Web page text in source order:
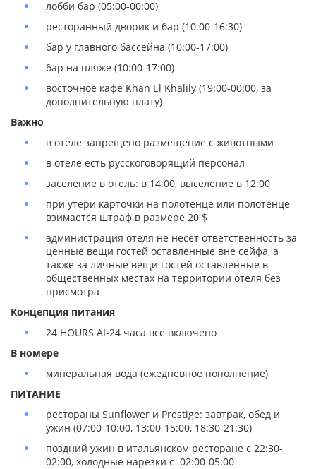
лобби бар (05:00-00:00)
ресторанный дворик и бар (10:00-16:30)
бар у главного бассейна (10:00-17:00)
бар на пляже (10:00-17:00)
восточное кафе Khan Еl Khalily (19:00-00:00, за
дополнительную плату)
Важно
в отеле запрещено размещение с животными
в отеле есть русскоговорящий персонал
заселение в отель: в 14:00, выселение в 12:00
при утери карточки на полотенце или полотенце
взимается штраф в размере 20 $
администрация отеля не несет ответственность за
ценные вещи гостей оставленные вне сейфа, а
также за личные вещи гостей оставленные в
общественных местах на территории отеля без
присмотра
Концепция питания
24 HOURS AI-24 часа все включено
В номере
минеральная вода (ежедневное пополнение)
ПИТАНИЕ
рестораны Sunflower и Prestige: завтрак, обед и
ужин (07:00-10:00, 13:00-15:00, 18:30-21:30)
поздний ужин в итальянском ресторане с 22:30-
02:00, холодные нарезки с 02:00-05:00